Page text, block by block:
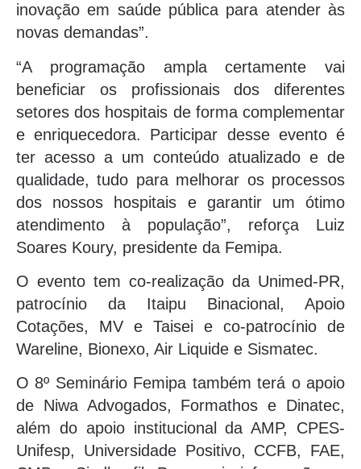
inovação em saúde pública para atender às
novas demandas”.
“A programação ampla certamente vai
beneficiar os profissionais dos diferentes
setores dos hospitais de forma complementar
e enriquecedora. Participar desse evento é
ter acesso a um conteúdo atualizado e de
qualidade, tudo para melhorar os processos
dos nossos hospitais e garantir um ótimo
atendimento à população”, reforça Luiz
Soares Koury, presidente da Femipa.
O evento tem co-realização da Unimed-PR,
patrocínio da Itaipu Binacional, Apoio
Cotações, MV e Taisei e co-patrocínio de
Wareline, Bionexo, Air Liquide e Sismatec.
O 8º Seminário Femipa também terá o apoio
de Niwa Advogados, Formathos e Dinatec,
além do apoio institucional da AMP, CPES-
Unifesp, Universidade Positivo, CCFB, FAE,